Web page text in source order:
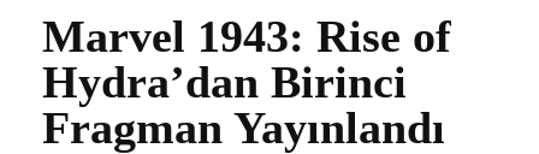
Marvel 1943: Rise of
Hydra’dan Birinci
Fragman Yayınlandı